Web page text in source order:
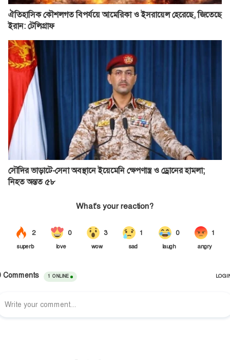
ঐতিহাসিক কৌশলগত বিপর্যয়ে আমেরিকা ও ইসরায়েল হেরেছে, জিতেছে
ইরান: টেলিগ্রাফ
সৌদির ভাড়াটে-সেনা অবস্থানে ইয়েমেনি ক্ষেপণাস্ত্র ও ড্রোনের হামলা;
নিহত অন্তত ৫৮